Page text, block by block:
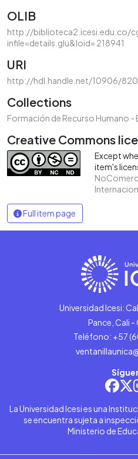
OLIB
http://biblioteca2.icesi.edu.co/
infile=details.glu&loid= 218941
URI
http://hdl.handle.net/10906/
Collections
Formación de Recurso Humano -
Creative Commons
Except
item's
Full item page
Universidad Icesi:
Pance, Cali
Teléfono: +57
La Universidad Icesi es una
se encuentra sujeta a
Ministerio de